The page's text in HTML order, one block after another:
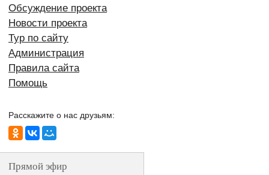
Обсуждение проекта
Новости проекта
Тур по сайту
Администрация
Правила сайта
Помощь
Расскажите о нас друзьям:
Прямой эфир